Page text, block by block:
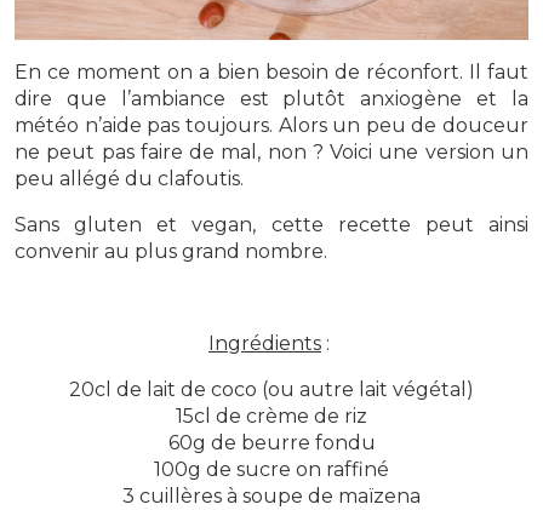
En ce moment on a bien besoin de réconfort. Il faut
dire que l’ambiance est plutôt anxiogène et la
météo n’aide pas toujours. Alors un peu de douceur
ne peut pas faire de mal, non ? Voici une version un
peu allégé du clafoutis.
Sans gluten et vegan, cette recette peut ainsi
convenir au plus grand nombre.
Ingrédients :
20cl de lait de coco (ou autre lait végétal)
15cl de crème de riz
60g de beurre fondu
100g de sucre on raffiné
3 cuillères à soupe de maïzena